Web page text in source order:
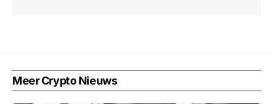
Meer Crypto Nieuws